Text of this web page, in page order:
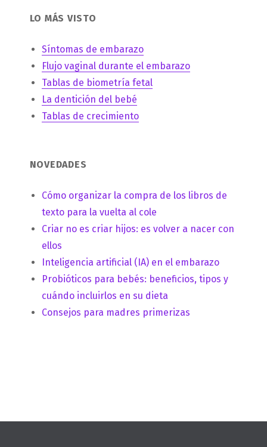
LO MÁS VISTO
Síntomas de embarazo
Flujo vaginal durante el embarazo
Tablas de biometría fetal
La dentición del bebé
Tablas de crecimiento
NOVEDADES
Cómo organizar la compra de los libros de
texto para la vuelta al cole
Criar no es criar hijos: es volver a nacer con
ellos
Inteligencia artificial (IA) en el embarazo
Probióticos para bebés: beneficios, tipos y
cuándo incluirlos en su dieta
Consejos para madres primerizas